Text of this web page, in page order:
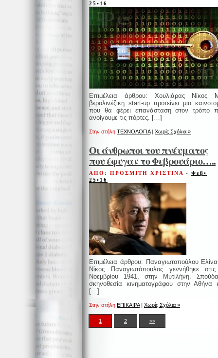
25•16
Επιμέλεια άρθρου: Χουλιάρας Νίκος
βερολινέζικη start-up προτείνει μια
που θα φέρει επανάσταση στον τρόπο
ανοίγουμε τις πόρτες. […]
Στην στήλη ΤΕΧΝΟΛΟΓΙΑ | Χωρίς Σχόλια »
Οι άνθρωποι του πνέυματος
που έφυγαν το Φεβρουάριο…..
ΑΠΟ: ΠΡΟΣΜΙΤΗ ΧΡΙΣΤΙΝΑ - Φεβ•
25•16
Επιμέλεια άρθρου: Παναγιωτοπούλου
Νίκος Παναγιωτόπουλος γεννήθηκε
Νοεμβρίου 1941, στην Μυτιλήνη.
σκηνοθεσία κινηματογράφου στην Αθήνα
[…]
Στην στήλη ΕΠΙΚΑΙΡΑ | Χωρίς Σχόλια »
1 2 >>